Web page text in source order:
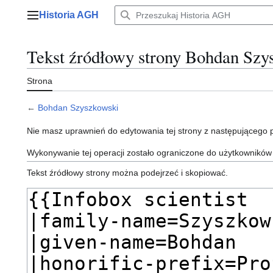
Menu główne
Historia AGH
Tekst źródłowy strony Bohdan
Strona
← Bohdan Szyszkowski
Nie masz uprawnień do edytowania tej strony z następującego
Wykonywanie tej operacji zostało ograniczone do
Tekst źródłowy strony można podejrzeć i skopiować.